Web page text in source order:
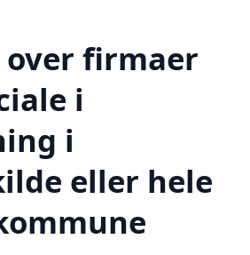
firmaer
i
i
eller hele